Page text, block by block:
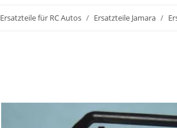
Ersatzteile für RC Autos Ersatzteile Jamara